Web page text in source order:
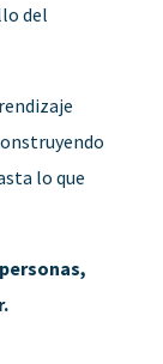
del
lo que